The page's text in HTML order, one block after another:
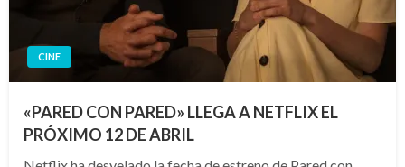
CINE
«PARED CON PARED» LLEGA A NETFLIX EL
PRÓXIMO 12 DE ABRIL